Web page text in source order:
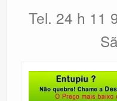
Tel. 24 h 11